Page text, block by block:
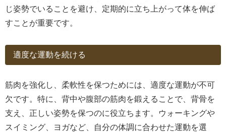
じ姿勢でいることを避け、定期的に立ち上がって体を伸ば
すことが重要です。
適度な運動を続ける
筋肉を強化し、柔軟性を保つためには、適度な運動が不可
欠です。特に、背中や腹部の筋肉を鍛えることで、背骨を
支え、正しい姿勢を保つのに役立ちます。ウォーキングや
スイミング、ヨガなど、自分の体調に合わせた運動を選